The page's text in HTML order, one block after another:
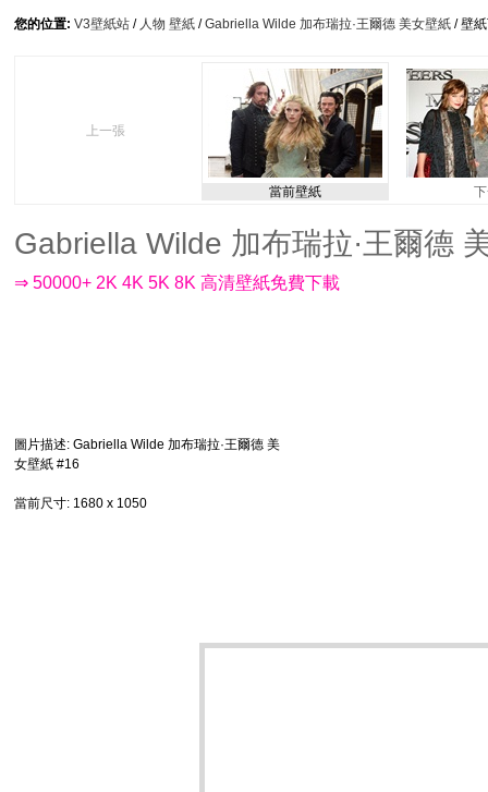
您的位置: V3壁紙站 / 人物 壁紙 /Gabriella Wilde 加布瑞拉·王爾德 美女壁紙 / 壁
上一張
當前壁紙
Gabriella Wilde 加布瑞拉·王爾德
⇒ 50000+ 2K 4K 5K 8K 高清壁紙免費下載
圖片描述: Gabriella Wilde 加布瑞拉·王爾德 美
女壁紙 #16
當前尺寸: 1680 x 1050